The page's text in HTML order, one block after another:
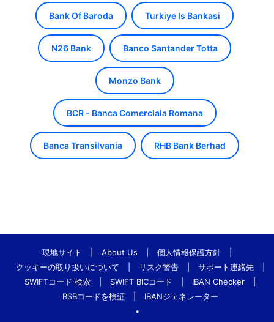
Bank Of Baroda Turkiye Is Bankasi
N26 Bank Banco Santander Totta
Monzo Bank
BCR - Banca Comerciala Romana
Banca Transilvania RHB Bank Berhad
現地サイト About Us 個人情報保護方針
クッキーの取り扱いについて
リスク警告 サポート連絡先
SWIFTコード 検索
SWIFT BICコード IBAN Checker
BSBコードを検証
IBANジェネレーター
•